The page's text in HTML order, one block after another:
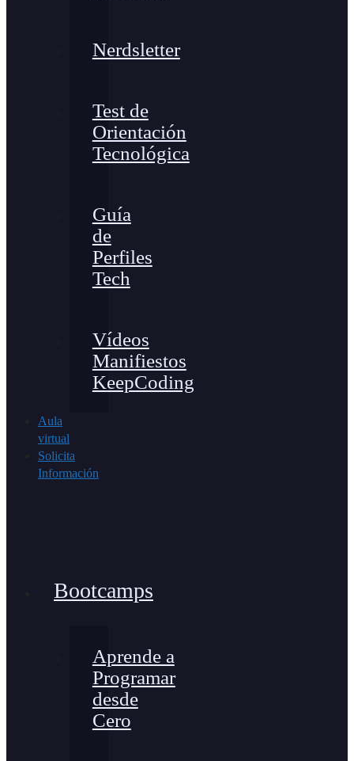
Nerdsletter
Test de
Orientación
Tecnológica
Guía
de
Perfiles
Tech
Vídeos
Manifiestos
KeepCoding
Aula
virtual
Solicita
Información
Bootcamps
Aprende a
Programar
desde
Cero